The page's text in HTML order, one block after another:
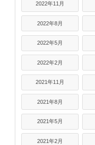
2022年11月
2022年8月
2022年5月
2022年2月
2021年11月
2021年8月
2021年5月
2021年2月